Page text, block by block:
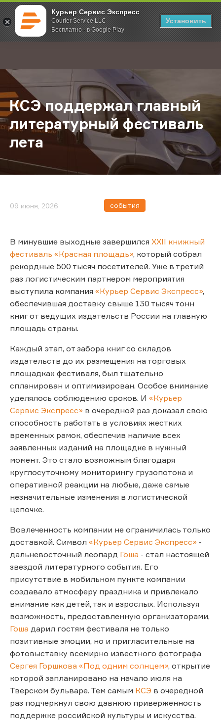
Курьер Сервис Экспресс
Courier Service LLC
Бесплатно - в Google Play
Установить
; Главная О компании Новости КСЭ поддержал главный
КСЭ поддержал главный
литературный фестиваль
лета
09 июня, 2026 события
В минувшие выходные завершился XXII книжный
фестиваль «Красная площадь», который собрал
рекордные 500 тысяч посетителей. Уже в третий
раз логистическим партнером мероприятия
выступила компания «Курьер Сервис Экспресс»,
обеспечившая доставку свыше 130 тысяч тонн
книг от ведущих издательств России на главную
площадь страны.
Каждый этап, от забора книг со складов
издательств до их размещения на торговых
площадках фестиваля, был тщательно
спланирован и оптимизирован. Особое внимание
уделялось соблюдению сроков. И «Курьер
Сервис Экспресс» в очередной раз доказал свою
способность работать в условиях жестких
временных рамок, обеспечив наличие всех
заявленных изданий на площадке в нужный
момент. Это стало возможным благодаря
круглосуточному мониторингу грузопотока и
оперативной реакции на любые, даже самые
незначительные изменения в логистической
цепочке.
Вовлеченность компании не ограничилась только
доставкой. Символ «Курьер Сервис Экспресс» -
дальневосточный леопард Гоша - стал настоящей
звездой литературного события. Его
присутствие в мобильном пункте компании
создавало атмосферу праздника и привлекало
внимание как детей, так и взрослых. Используя
возможность, предоставленную организаторами,
Гоша дарил гостям фестиваля не только
позитивные эмоции, но и пригласительные на
фотовыставку всемирно известного фотографа
Сергея Горшкова «Под одним солнцем», открытие
которой запланировано на начало июля на
Тверском бульваре. Тем самым КСЭ в очередной
раз подчеркнул свою давнюю приверженность
поддержке российской культуры и искусства.